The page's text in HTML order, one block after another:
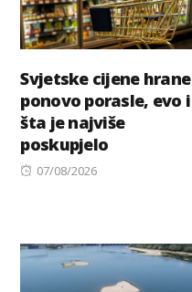
Svjetske cijene hrane
ponovo porasle, evo i
šta je najviše
poskupjelo
Posted
07/08/2026